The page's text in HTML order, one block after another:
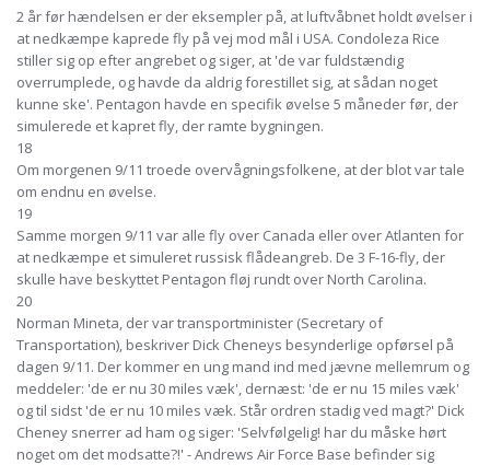
2 år før hændelsen er der eksempler på, at luftvåbnet holdt øvelser i
at nedkæmpe kaprede fly på vej mod mål i USA. Condoleza Rice
stiller sig op efter angrebet og siger, at 'de var fuldstændig
overrumplede, og havde da aldrig forestillet sig, at sådan noget
kunne ske'. Pentagon havde en specifik øvelse 5 måneder før, der
simulerede et kapret fly, der ramte bygningen.
18
Om morgenen 9/11 troede overvågningsfolkene, at der blot var tale
om endnu en øvelse.
19
Samme morgen 9/11 var alle fly over Canada eller over Atlanten for
at nedkæmpe et simuleret russisk flådeangreb. De 3 F-16-fly, der
skulle have beskyttet Pentagon fløj rundt over North Carolina.
20
Norman Mineta, der var transportminister (Secretary of
Transportation), beskriver Dick Cheneys besynderlige opførsel på
dagen 9/11. Der kommer en ung mand ind med jævne mellemrum og
meddeler: 'de er nu 30 miles væk', dernæst: 'de er nu 15 miles væk'
og til sidst 'de er nu 10 miles væk. Står ordren stadig ved magt?' Dick
Cheney snerrer ad ham og siger: 'Selvfølgelig! har du måske hørt
noget om det modsatte?!' - Andrews Air Force Base befinder sig